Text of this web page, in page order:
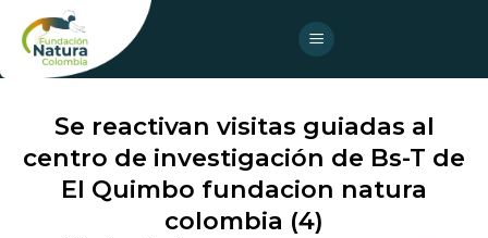
content
Se reactivan visitas guiadas al
centro de investigación de Bs-T de
El Quimbo fundacion natura
colombia (4)